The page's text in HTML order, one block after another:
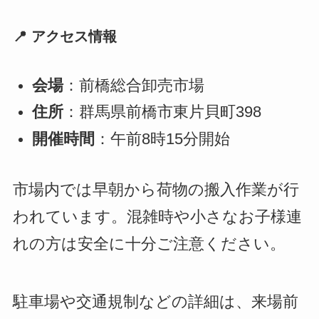
📍 アクセス情報
会場：前橋総合卸売市場
住所：群馬県前橋市東片貝町398
開催時間 ：午前8時15分開始
市場内では早朝から荷物の搬入作業が行
われています。混雑時や小さなお子様連
れの方は安全に十分ご注意ください。
駐車場や交通規制などの詳細は、来場前